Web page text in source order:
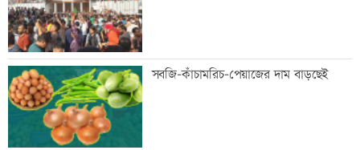
টেলিভিশনে আজকের যত খেলা
সবজি-কাঁচামরিচ-পেয়াজের দাম বাড়ছেই